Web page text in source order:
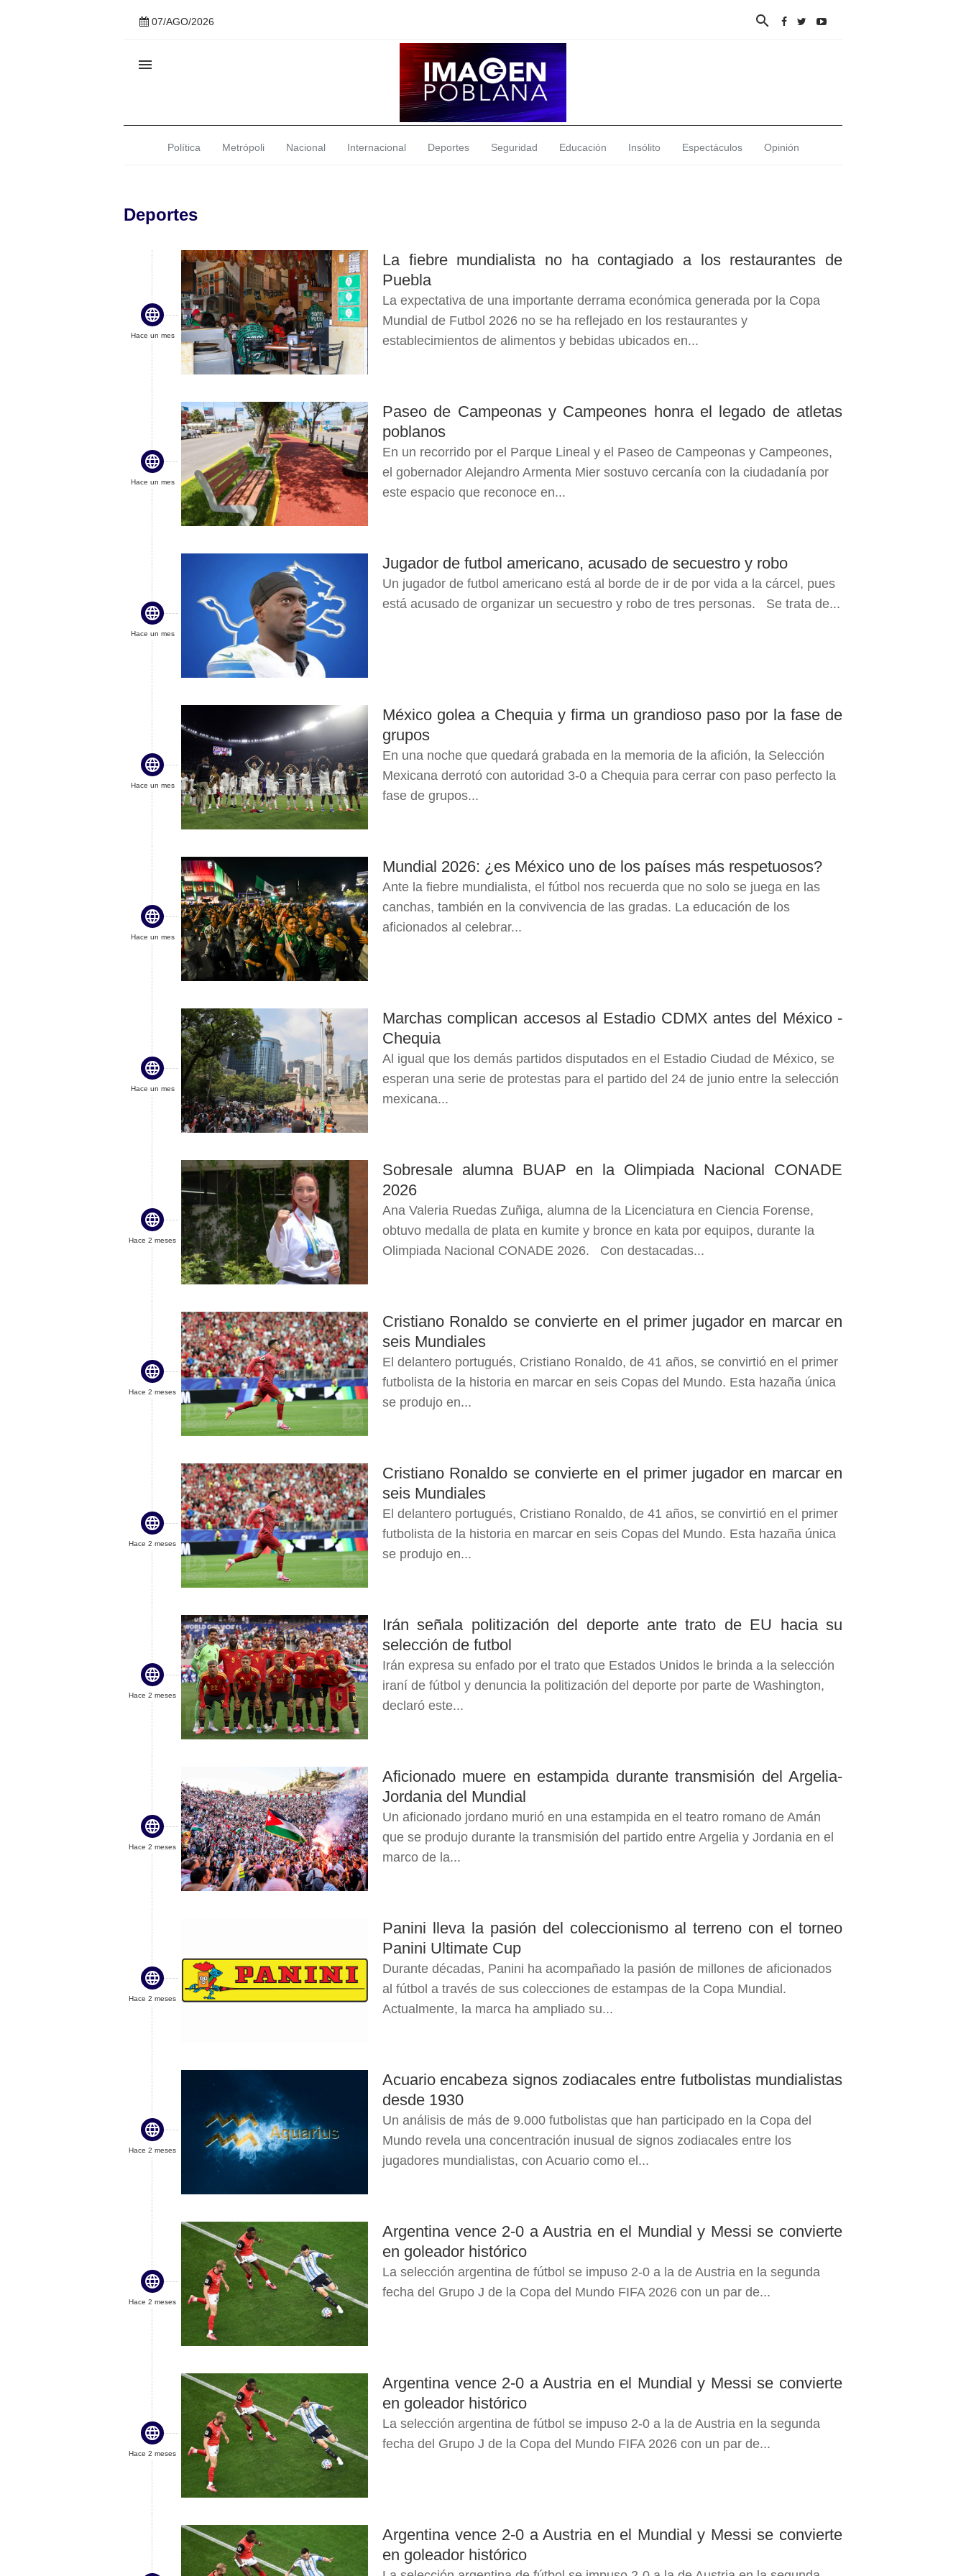
07/AGO/2026 

Política Metrópoli Nacional Internacional Deportes Seguridad Educación Insólito Espectáculos Opinión
Deportes

Hace un mes
La fiebre mundialista no ha contagiado a los restaurantes de
Puebla
La expectativa de una importante derrama económica generada por la Copa
Mundial de Futbol 2026 no se ha reflejado en los restaurantes y
establecimientos de alimentos y bebidas ubicados en...

Hace un mes
Paseo de Campeonas y Campeones honra el legado de atletas
poblanos
En un recorrido por el Parque Lineal y el Paseo de Campeonas y Campeones,
el gobernador Alejandro Armenta Mier sostuvo cercanía con la ciudadanía por
este espacio que reconoce en...

Hace un mes
Jugador de futbol americano, acusado de secuestro y robo
Un jugador de futbol americano está al borde de ir de por vida a la cárcel, pues
está acusado de organizar un secuestro y robo de tres personas. Se trata de...

Hace un mes
México golea a Chequia y firma un grandioso paso por la fase de
grupos
En una noche que quedará grabada en la memoria de la afición, la Selección
Mexicana derrotó con autoridad 3-0 a Chequia para cerrar con paso perfecto la
fase de grupos...

Hace un mes
Mundial 2026: ¿es México uno de los países más respetuosos?
Ante la fiebre mundialista, el fútbol nos recuerda que no solo se juega en las
canchas, también en la convivencia de las gradas. La educación de los
aficionados al celebrar...

Hace un mes
Marchas complican accesos al Estadio CDMX antes del México -
Chequia
Al igual que los demás partidos disputados en el Estadio Ciudad de México, se
esperan una serie de protestas para el partido del 24 de junio entre la selección
mexicana...

Hace 2 meses
Sobresale alumna BUAP en la Olimpiada Nacional CONADE
2026
Ana Valeria Ruedas Zuñiga, alumna de la Licenciatura en Ciencia Forense,
obtuvo medalla de plata en kumite y bronce en kata por equipos, durante la
Olimpiada Nacional CONADE 2026. Con destacadas...

Hace 2 meses
Cristiano Ronaldo se convierte en el primer jugador en marcar en
seis Mundiales
El delantero portugués, Cristiano Ronaldo, de 41 años, se convirtió en el primer
futbolista de la historia en marcar en seis Copas del Mundo. Esta hazaña única
se produjo en...

Hace 2 meses
Cristiano Ronaldo se convierte en el primer jugador en marcar en
seis Mundiales
El delantero portugués, Cristiano Ronaldo, de 41 años, se convirtió en el primer
futbolista de la historia en marcar en seis Copas del Mundo. Esta hazaña única
se produjo en...

Hace 2 meses
Irán señala politización del deporte ante trato de EU hacia su
selección de futbol
Irán expresa su enfado por el trato que Estados Unidos le brinda a la selección
iraní de fútbol y denuncia la politización del deporte por parte de Washington,
declaró este...

Hace 2 meses
Aficionado muere en estampida durante transmisión del Argelia-
Jordania del Mundial
Un aficionado jordano murió en una estampida en el teatro romano de Amán
que se produjo durante la transmisión del partido entre Argelia y Jordania en el
marco de la...

Hace 2 meses
Panini lleva la pasión del coleccionismo al terreno con el torneo
Panini Ultimate Cup
Durante décadas, Panini ha acompañado la pasión de millones de aficionados
al fútbol a través de sus colecciones de estampas de la Copa Mundial.
Actualmente, la marca ha ampliado su...

Hace 2 meses
Acuario encabeza signos zodiacales entre futbolistas mundialistas
desde 1930
Un análisis de más de 9.000 futbolistas que han participado en la Copa del
Mundo revela una concentración inusual de signos zodiacales entre los
jugadores mundialistas, con Acuario como el...

Hace 2 meses
Argentina vence 2-0 a Austria en el Mundial y Messi se convierte
en goleador histórico
La selección argentina de fútbol se impuso 2-0 a la de Austria en la segunda
fecha del Grupo J de la Copa del Mundo FIFA 2026 con un par de...

Hace 2 meses
Argentina vence 2-0 a Austria en el Mundial y Messi se convierte
en goleador histórico
La selección argentina de fútbol se impuso 2-0 a la de Austria en la segunda
fecha del Grupo J de la Copa del Mundo FIFA 2026 con un par de...
Argentina vence 2-0 a Austria en el Mundial y Messi se convierte
en goleador histórico